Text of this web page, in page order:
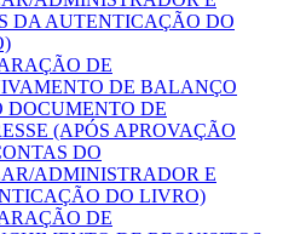
DA AUTENTICAÇÃO DO
DE
DE BALANÇO
DOCUMENTO DE
(APÓS APROVAÇÃO
DO
ADMINISTRADOR E
DO LIVRO)
DE